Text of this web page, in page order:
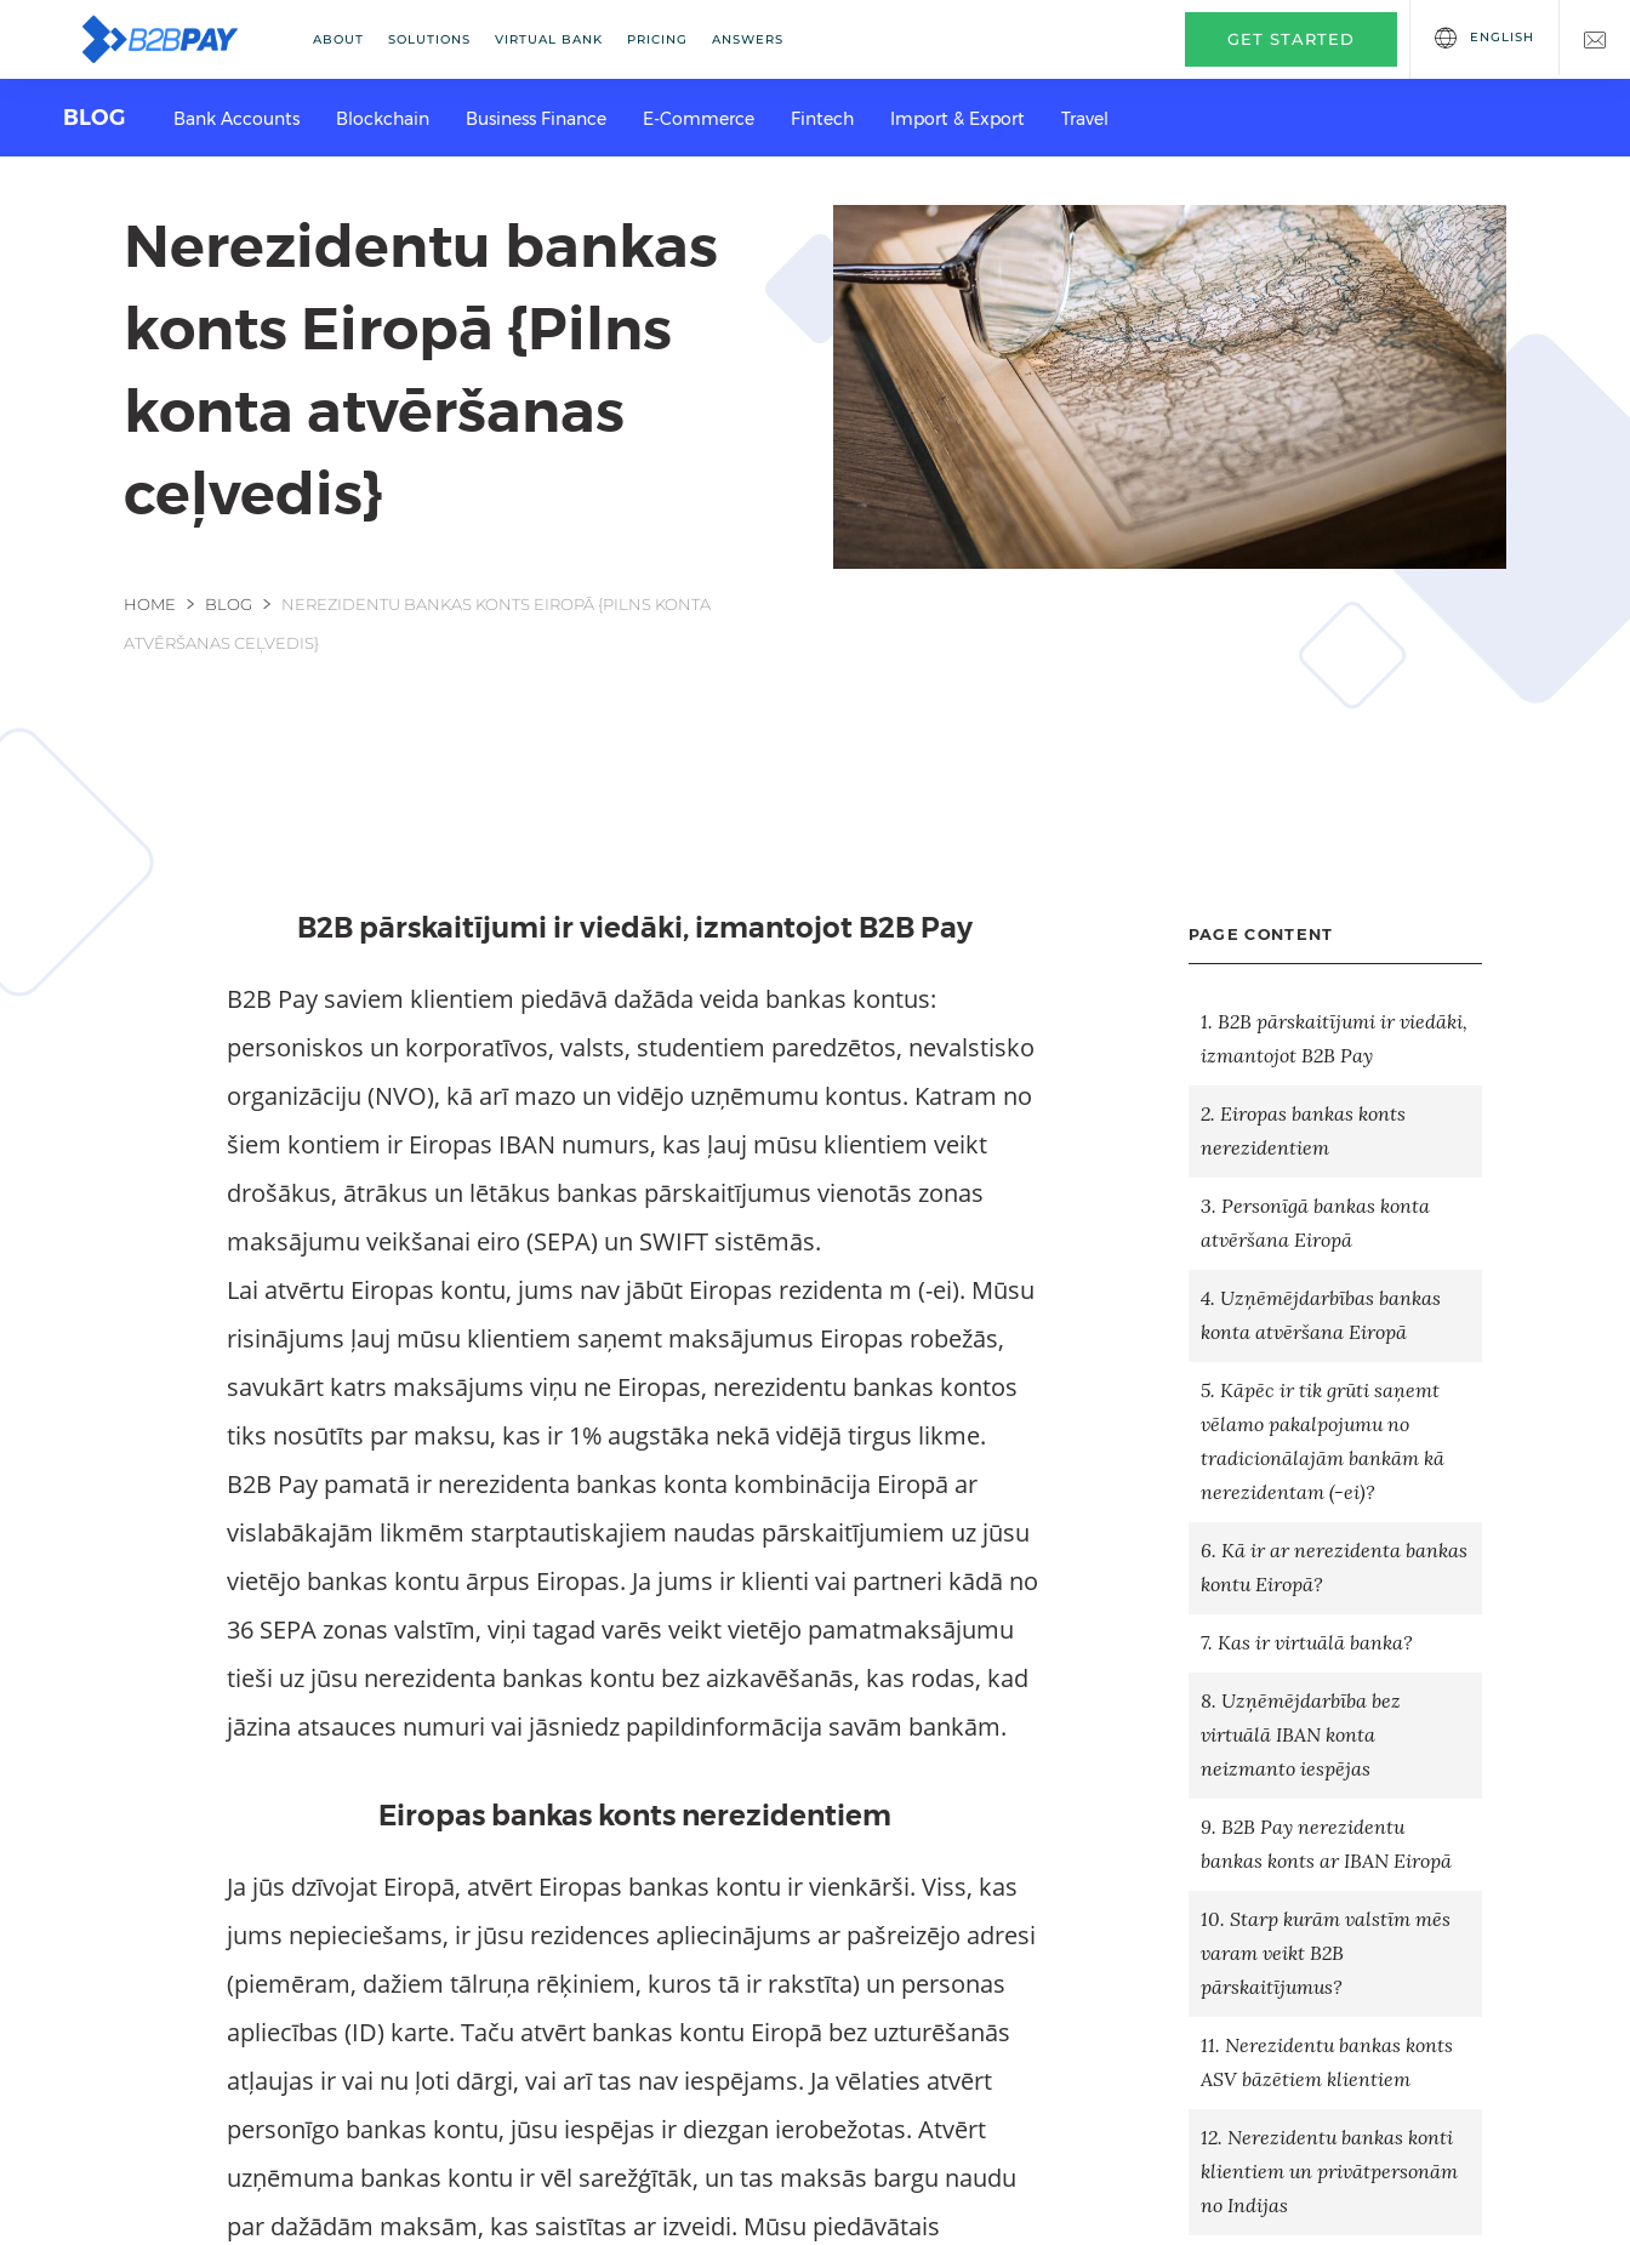
ABOUT SOLUTIONS VIRTUAL BANK PRICING ANSWERS GET STARTED ENGLISH
BLOG Bank Accounts Blockchain Business Finance E-Commerce Fintech Import & Export Travel
Nerezidentu bankas
konts Eiropā {Pilns
konta atvēršanas
ceļvedis}
You are here
HOME BLOG
NEREZIDENTU BANKAS KONTS EIROPĀ {PILNS KONTA
ATVĒRŠANAS CEĻVEDIS}
B2B pārskaitījumi ir viedāki, izmantojot B2B Pay
B2B Pay saviem klientiem piedāvā dažāda veida bankas kontus:
personiskos un korporatīvos, valsts, studentiem paredzētos, nevalstisko
organizāciju (NVO), kā arī mazo un vidējo uzņēmumu kontus. Katram no
šiem kontiem ir Eiropas IBAN numurs, kas ļauj mūsu klientiem veikt
drošākus, ātrākus un lētākus bankas pārskaitījumus vienotās zonas
maksājumu veikšanai eiro (SEPA) un SWIFT sistēmās.
Lai atvērtu Eiropas kontu, jums nav jābūt Eiropas rezidenta m (-ei). Mūsu
risinājums ļauj mūsu klientiem saņemt maksājumus Eiropas robežās,
savukārt katrs maksājums viņu ne Eiropas, nerezidentu bankas kontos
tiks nosūtīts par maksu, kas ir 1% augstāka nekā vidējā tirgus likme.
B2B Pay pamatā ir nerezidenta bankas konta kombinācija Eiropā ar
vislabākajām likmēm starptautiskajiem naudas pārskaitījumiem uz jūsu
vietējo bankas kontu ārpus Eiropas. Ja jums ir klienti vai partneri kādā no
36 SEPA zonas valstīm, viņi tagad varēs veikt vietējo pamatmaksājumu
tieši uz jūsu nerezidenta bankas kontu bez aizkavēšanās, kas rodas, kad
jāzina atsauces numuri vai jāsniedz papildinformācija savām bankām.
Eiropas bankas konts nerezidentiem
Ja jūs dzīvojat Eiropā, atvērt Eiropas bankas kontu ir vienkārši. Viss, kas
jums nepieciešams, ir jūsu rezidences apliecinājums ar pašreizējo adresi
(piemēram, dažiem tālruņa rēķiniem, kuros tā ir rakstīta) un personas
apliecības (ID) karte. Taču atvērt bankas kontu Eiropā bez uzturēšanās
atļaujas ir vai nu ļoti dārgi, vai arī tas nav iespējams. Ja vēlaties atvērt
personīgo bankas kontu, jūsu iespējas ir diezgan ierobežotas. Atvērt
uzņēmuma bankas kontu ir vēl sarežģītāk, un tas maksās bargu naudu
par dažādām maksām, kas saistītas ar izveidi. Mūsu piedāvātais
PAGE CONTENT
1. B2B pārskaitījumi ir viedāki,
izmantojot B2B Pay
2. Eiropas bankas konts
nerezidentiem
3. Personīgā bankas konta
atvēršana Eiropā
4. Uzņēmējdarbības bankas
konta atvēršana Eiropā
5. Kāpēc ir tik grūti saņemt
vēlamo pakalpojumu no
tradicionālajām bankām kā
nerezidentam (-ei)?
6. Kā ir ar nerezidenta bankas
kontu Eiropā?
7. Kas ir virtuālā banka?
8. Uzņēmējdarbība bez
virtuālā IBAN konta
neizmanto iespējas
9. B2B Pay nerezidentu
bankas konts ar IBAN Eiropā
10. Starp kurām valstīm mēs
varam veikt B2B
pārskaitījumus?
11. Nerezidentu bankas konts
ASV bāzētiem klientiem
12. Nerezidentu bankas konti
klientiem un privātpersonām
no Indijas